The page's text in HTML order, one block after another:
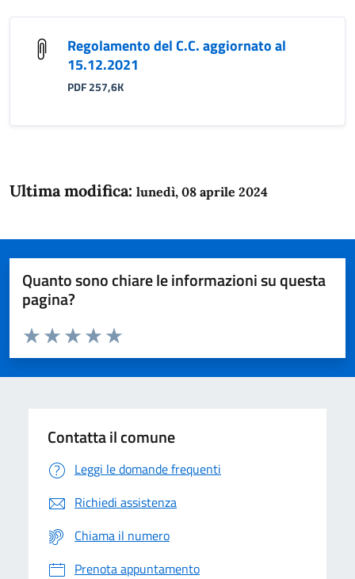
Regolamento del C.C. aggiornato al
15.12.2021
PDF 257,6K
Ultima modifica: lunedì, 08 aprile 2024
Quanto sono chiare le informazioni su questa
pagina?
Domanda
Valuta da 1 a 5 stelle la pagina
Valuta 5 stelle su 5
Valuta 4 stelle su 5
Valuta 3 stelle su 5
Valuta 2 stelle su 5
Valuta 1 stelle su 5
Contatta il comune
Leggi le domande frequenti
Richiedi assistenza
Chiama il numero
Prenota appuntamento